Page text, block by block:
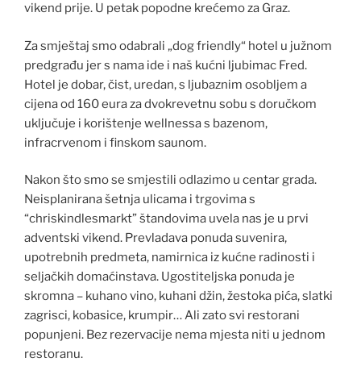
vikend prije. U petak popodne krećemo za Graz.
Za smještaj smo odabrali „dog friendly“ hotel u južnom
predgrađu jer s nama ide i naš kućni ljubimac Fred.
Hotel je dobar, čist, uredan, s ljubaznim osobljem a
cijena od 160 eura za dvokrevetnu sobu s doručkom
uključuje i korištenje wellnessa s bazenom,
infracrvenom i finskom saunom.
Nakon što smo se smjestili odlazimo u centar grada.
Neisplanirana šetnja ulicama i trgovima s
“chriskindlesmarkt” štandovima uvela nas je u prvi
adventski vikend. Prevladava ponuda suvenira,
upotrebnih predmeta, namirnica iz kućne radinosti i
seljačkih domaćinstava. Ugostiteljska ponuda je
skromna – kuhano vino, kuhani džin, žestoka pića, slatki
zagrisci, kobasice, krumpir… Ali zato svi restorani
popunjeni. Bez rezervacije nema mjesta niti u jednom
restoranu.